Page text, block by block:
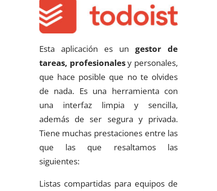
Esta aplicación es ungestor de
tareas, profesionalesy personales,
que hace posible que no te olvides
de nada. Es una herramienta con
una interfaz limpia y sencilla,
además de ser segura y privada.
Tiene muchas prestaciones entre las
que las que resaltamos las
siguientes:
Listas compartidas para equipos de